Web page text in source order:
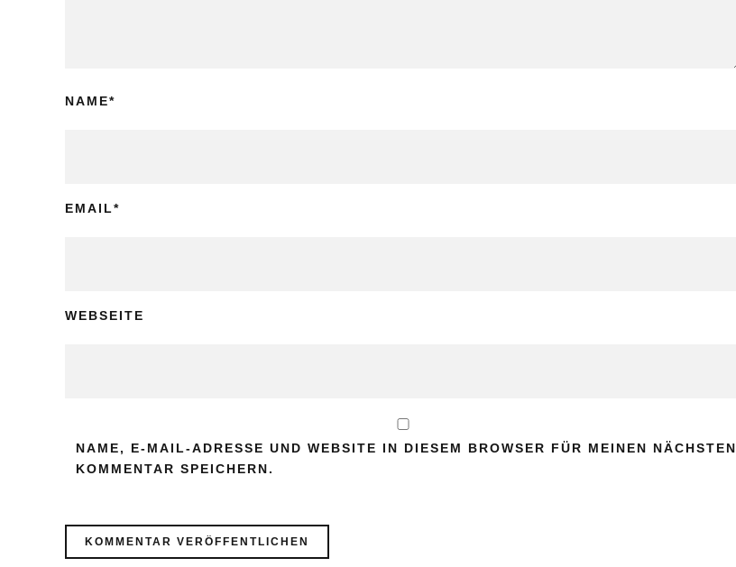
NAME*
EMAIL*
WEBSEITE
NAME, E-MAIL-ADRESSE UND WEBSITE IN DIESEM BROWSER FÜR MEINEN NÄCHSTEN
KOMMENTAR SPEICHERN.